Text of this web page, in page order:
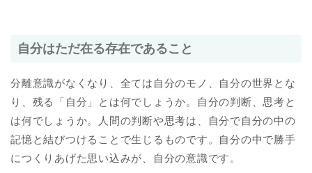
自分はただ在る存在であること
分離意識がなくなり、全ては自分のモノ、自分の世界とな
り、残る「自分」とは何でしょうか。自分の判断、思考と
は何でしょうか。人間の判断や思考は、自分で自分の中の
記憶と結びつけることで生じるものです。自分の中で勝手
につくりあげた思い込みが、自分の意識です。